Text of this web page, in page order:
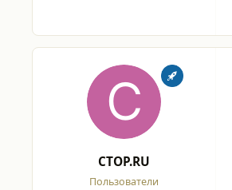
CTOP.RU
Пользователи